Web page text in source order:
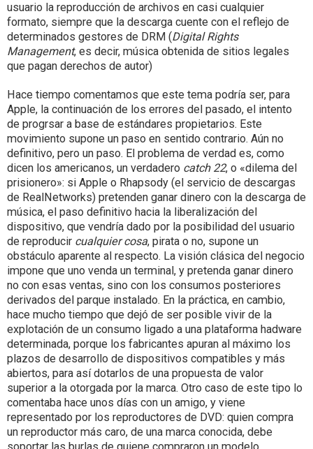
usuario la reproducción de archivos en casi cualquier
formato, siempre que la descarga cuente con el reflejo de
determinados gestores de DRM (Digital Rights
Management, es decir, música obtenida de sitios legales
que pagan derechos de autor)
Hace tiempo comentamos que este tema podría ser, para
Apple, la continuación de los errores del pasado, el intento
de progrsar a base de estándares propietarios. Este
movimiento supone un paso en sentido contrario. Aún no
definitivo, pero un paso. El problema de verdad es, como
dicen los americanos, un verdadero catch 22, o «dilema del
prisionero»: si Apple o Rhapsody (el servicio de descargas
de RealNetworks) pretenden ganar dinero con la descarga de
música, el paso definitivo hacia la liberalización del
dispositivo, que vendría dado por la posibilidad del usuario
de reproducir cualquier cosa, pirata o no, supone un
obstáculo aparente al respecto. La visión clásica del negocio
impone que uno venda un terminal, y pretenda ganar dinero
no con esas ventas, sino con los consumos posteriores
derivados del parque instalado. En la práctica, en cambio,
hace mucho tiempo que dejó de ser posible vivir de la
explotación de un consumo ligado a una plataforma hadware
determinada, porque los fabricantes apuran al máximo los
plazos de desarrollo de dispositivos compatibles y más
abiertos, para así dotarlos de una propuesta de valor
superior a la otorgada por la marca. Otro caso de este tipo lo
comentaba hace unos días con un amigo, y viene
representado por los reproductores de DVD: quien compra
un reproductor más caro, de una marca conocida, debe